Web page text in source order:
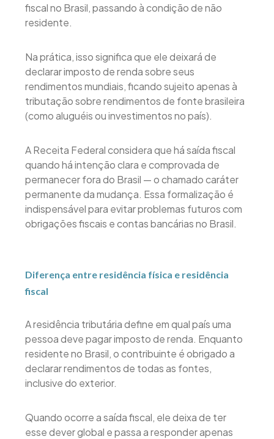
fiscal no Brasil, passando à condição de não
residente.
Na prática, isso significa que ele deixará de
declarar imposto de renda sobre seus
rendimentos mundiais, ficando sujeito apenas à
tributação sobre rendimentos de fonte brasileira
(como aluguéis ou investimentos no país).
A Receita Federal considera que há saída fiscal
quando há intenção clara e comprovada de
permanecer fora do Brasil — o chamado caráter
permanente da mudança. Essa formalização é
indispensável para evitar problemas futuros com
obrigações fiscais e contas bancárias no Brasil.
Diferença entre residência física e residência
fiscal
A residência tributária define em qual país uma
pessoa deve pagar imposto de renda. Enquanto
residente no Brasil, o contribuinte é obrigado a
declarar rendimentos de todas as fontes,
inclusive do exterior.
Quando ocorre a saída fiscal, ele deixa de ter
esse dever global e passa a responder apenas